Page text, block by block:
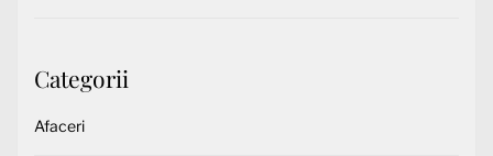
Categorii
Afaceri